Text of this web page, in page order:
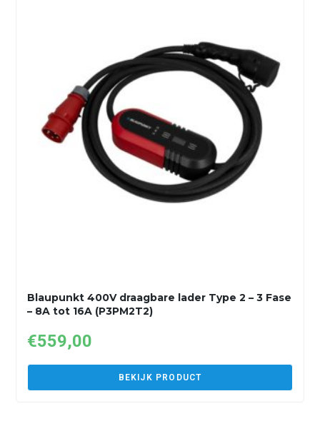
Blaupunkt 400V draagbare lader Type 2 – 3 Fase
– 8A tot 16A (P3PM2T2)
€559,00
BEKIJK PRODUCT